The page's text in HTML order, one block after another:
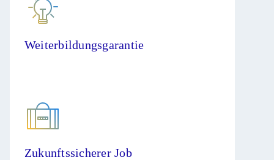
Weiterbildungsgarantie
Zukunftssicherer Job